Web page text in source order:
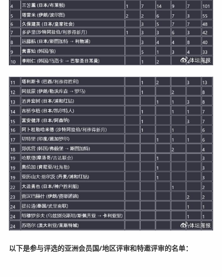
以下是参与评选的亚洲会员国/地区评审和特邀评审的名单：